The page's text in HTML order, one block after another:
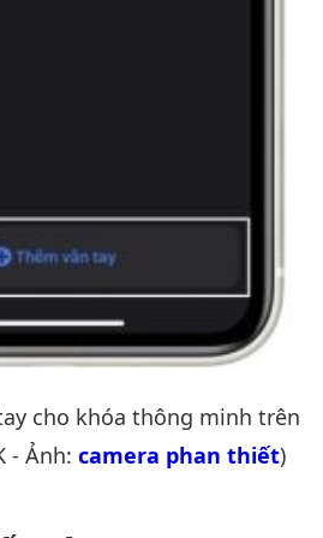
cho khóa thông minh trên
- Ảnh: camera phan thiết)